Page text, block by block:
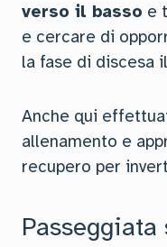
verso il basso e
e cercare di
la fase di discesa
Anche qui
allenamento e
recupero per